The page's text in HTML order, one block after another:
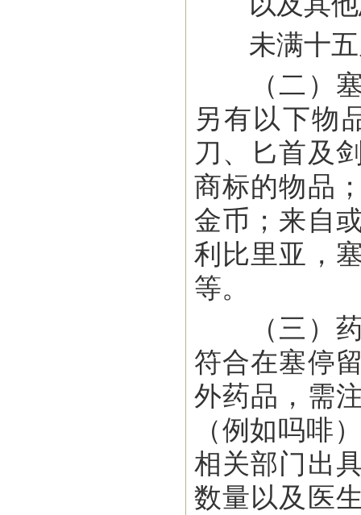
未满十五
（二）塞
另有以下物
刀、匕首及
商标的物品
金币；来自
利比里亚，
等。
（三）药
符合在塞停
外药品，需
（例如吗啡
相关部门出
数量以及医